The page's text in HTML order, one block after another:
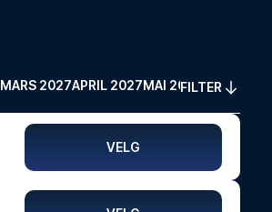
MARS 2027APRIL 2027MAI 2027FILTER
VELG